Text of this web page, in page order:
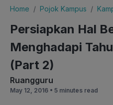
Home Pojok Kampus
Persiapkan Hal
Menghadapi
(Part 2)
Ruangguru
May 12, 2016 • 5 minutes read